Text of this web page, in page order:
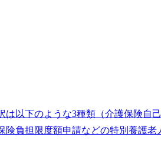
以下のような3種類（介護保険自
負担限度額申請などの特別養護老